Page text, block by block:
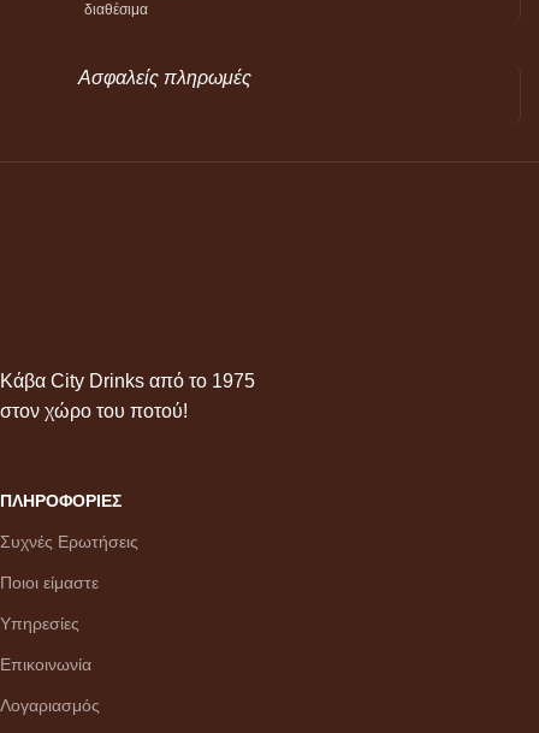
διαθέσιμα
Ασφαλείς πληρωμές
Κάβα City Drinks από το 1975
στον χώρο του ποτού!
ΠΛΗΡΟΦΟΡΙΕΣ
Συχνές Ερωτήσεις
Ποιοι είμαστε
Υπηρεσίες
Επικοινωνία
Λογαριασμός